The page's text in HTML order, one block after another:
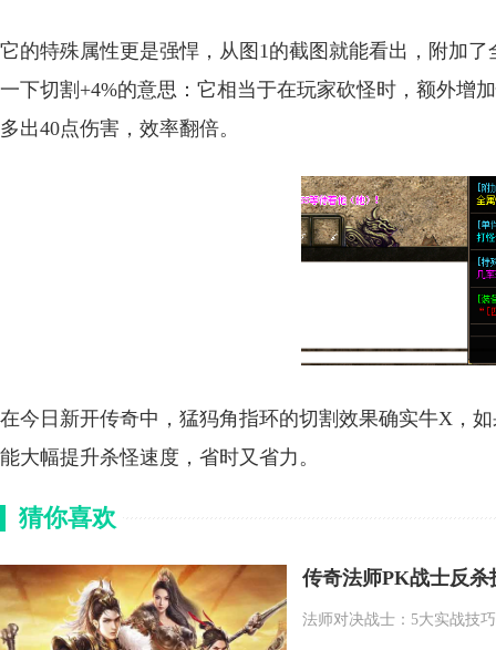
它的特殊属性更是强悍，从图1的截图就能看出，附加
一下切割+4%的意思：它相当于在玩家砍怪时，额外增
多出40点伤害，效率翻倍。
在今日新开传奇中，猛犸角指环的切割效果确实牛X，
能大幅提升杀怪速度，省时又省力。
猜你喜欢
传奇法师PK战士反
法师对决战士：5大实战技